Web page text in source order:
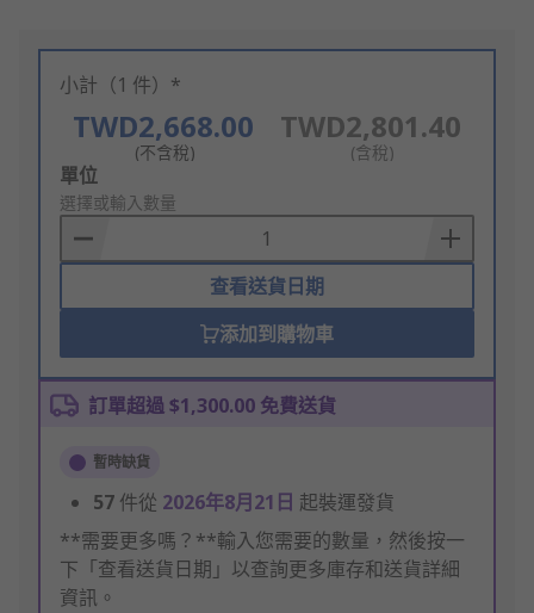
小計（1 件）*
TWD2,668.00
(不含稅)
TWD2,801.40
(含稅)
Add
to
Basket
單位
選擇或輸入數量
查看送貨日期
添加到購物車
訂單超過 $1,300.00 免費送貨
暫時缺貨
57 件從 2026年8月21日 起裝運發貨
**需要更多嗎？**輸入您需要的數量，然後按一
下「查看送貨日期」以查詢更多庫存和送貨詳細
資訊。